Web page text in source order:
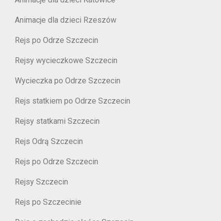
Animacje dla dzieci Rzeszów
Rejs po Odrze Szczecin
Rejsy wycieczkowe Szczecin
Wycieczka po Odrze Szczecin
Rejs statkiem po Odrze Szczecin
Rejsy statkami Szczecin
Rejs Odrą Szczecin
Rejs po Odrze Szczecin
Rejsy Szczecin
Rejs po Szczecinie